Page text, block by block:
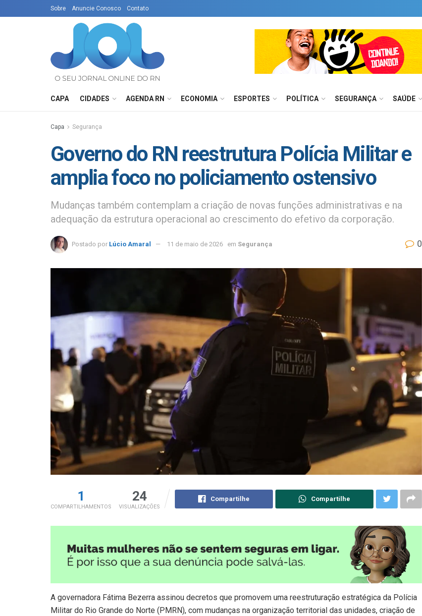
Sobre Anuncie Conosco Contato
CAPA CIDADES AGENDA RN ECONOMIA ESPORTES POLÍTICA SEGURANÇA SAÚDE
Capa Segurança
Governo do RN reestrutura Polícia Militar e
amplia foco no policiamento ostensivo
Mudanças também contemplam a criação de novas funções administrativas e na
adequação da estrutura operacional ao crescimento do efetivo da corporação.
Postado por Lúcio Amaral 11 de maio de 2026 em Segurança 0
1
COMPARTILHAMENTOS
24
VISUALIZAÇÕES
Compartilhe Compartilhe
A governadora Fátima Bezerra assinou decretos que promovem uma reestruturação estratégica da Polícia
Militar do Rio Grande do Norte (PMRN), com mudanças na organização territorial das unidades, criação de